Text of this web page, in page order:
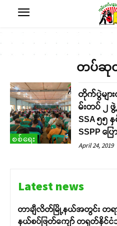
တပ်ဆု
စစ်ရေး
တိုက်ပွဲမျာ
မ်းတပ် ၂
SSA ၅၅
SSPP ပြေ
April 24, 2019
Latest news
တာချီလိတ်မြို့နယ်အတွင်း တရာ
နယ်စပ်ဖြတ်ကျော် တရုတ်နိုင်ငံသာ